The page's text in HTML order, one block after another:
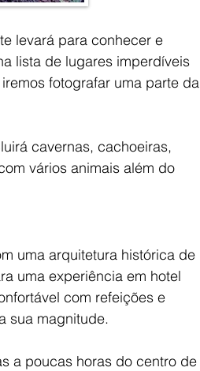
levará para conhecer e
lista de lugares imperdíveis
fotografar uma parte da
cavernas, cachoeiras,
vários animais além do
uma arquitetura histórica de
uma experiência em hotel
com refeições e
sua magnitude.
a poucas horas do centro de